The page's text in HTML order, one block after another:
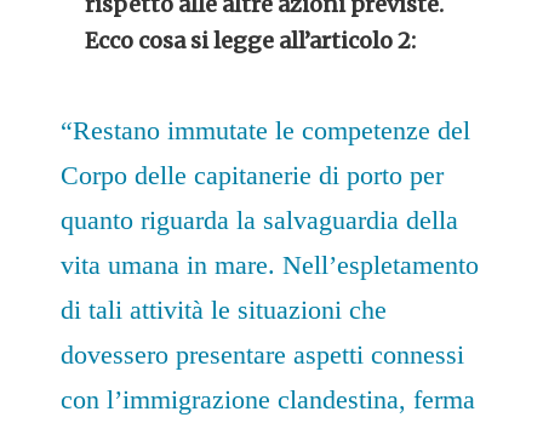
Ecco cosa si legge all’articolo 2:
“Restano immutate le competenze del
Corpo delle capitanerie di porto per
quanto riguarda la salvaguardia della
vita umana in mare. Nell’espletamento
di tali attività le situazioni che
dovessero presentare aspetti connessi
con l’immigrazione clandestina, ferma